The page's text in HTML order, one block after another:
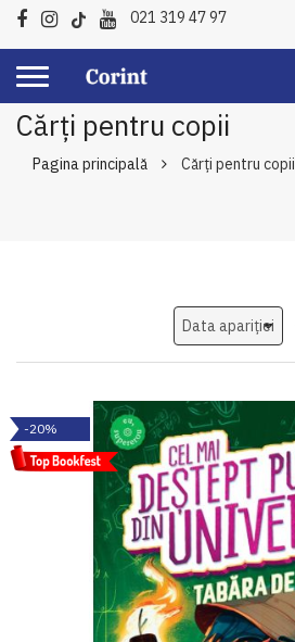
021 319 47 97
Cărți pentru copii
Pagina principală Cărți pentru copii
-20%